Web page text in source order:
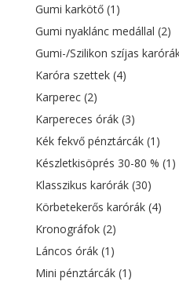
Gumi karkötő (1)
Gumi nyaklánc medállal (2)
Gumi-/Szilikon szíjas
Karóra szettek (4)
Karperec (2)
Karpereces órák (3)
Kék fekvő pénztárcák (1)
Készletkisöprés 30-80 % (1)
Klasszikus karórák (30)
Körbetekerős karórák (4)
Kronográfok (2)
Láncos órák (1)
Mini pénztárcák (1)